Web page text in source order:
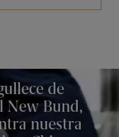
de
New Bund,
nuestra